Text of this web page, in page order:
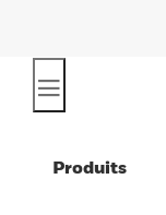
Produits